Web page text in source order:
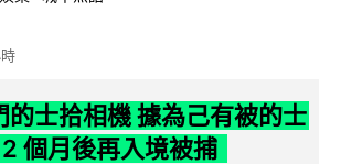
的士拾相機 據為己有被的士
個月後再入境被捕